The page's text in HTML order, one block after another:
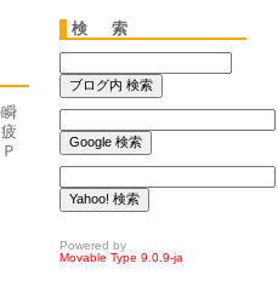
検 索
Powered by
Movable Type 9.0.9-ja